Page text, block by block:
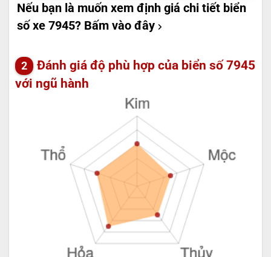
Nếu bạn là muốn xem định giá chi tiết biển
số xe 7945? Bấm vào đây
Đánh giá độ phù hợp của biển số 7945
với ngũ hành